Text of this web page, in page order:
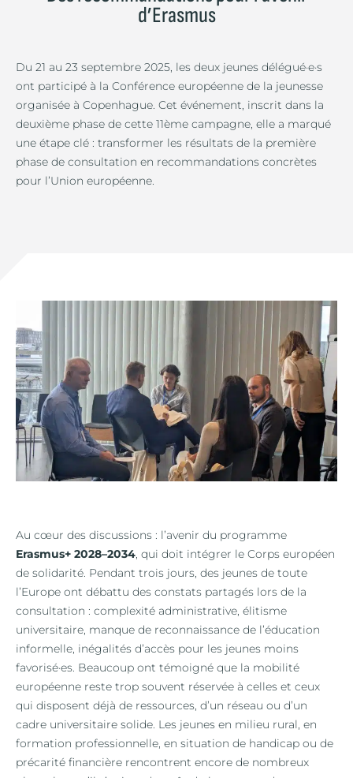
d’Erasmus
Du 21 au 23 septembre 2025, les deux jeunes délégué·e·s
ont participé à la Conférence européenne de la jeunesse
organisée à Copenhague. Cet événement, inscrit dans la
deuxième phase de cette 11ème campagne, elle a marqué
une étape clé : transformer les résultats de la première
phase de consultation en recommandations concrètes
pour l’Union européenne.
Au cœur des discussions : l’avenir du programme
Erasmus+ 2028–2034, qui doit intégrer le Corps européen
de solidarité. Pendant trois jours, des jeunes de toute
l’Europe ont débattu des constats partagés lors de la
consultation : complexité administrative, élitisme
universitaire, manque de reconnaissance de l’éducation
informelle, inégalités d’accès pour les jeunes moins
favorisé·es. Beaucoup ont témoigné que la mobilité
européenne reste trop souvent réservée à celles et ceux
qui disposent déjà de ressources, d’un réseau ou d’un
cadre universitaire solide. Les jeunes en milieu rural, en
formation professionnelle, en situation de handicap ou de
précarité financière rencontrent encore de nombreux